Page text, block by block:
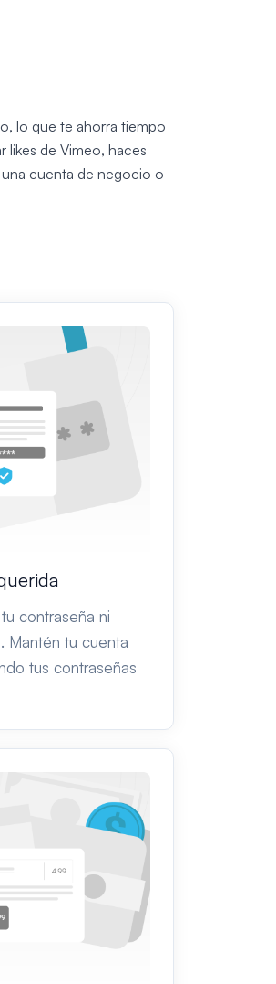
lo que te ahorra tiempo
likes de Vimeo, haces
una cuenta de negocio o
contraseña ni
Mantén tu cuenta
tus contraseñas